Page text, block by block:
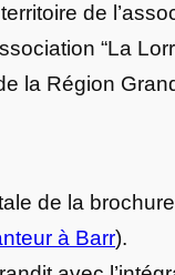
de
“La
la Région
de la
à Barr).